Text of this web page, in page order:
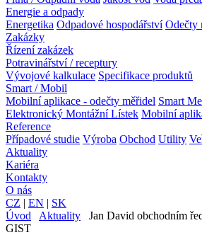
Energie a odpady
Energetika Odpadové hospodářství Odečty
Zakázky
Řízení zakázek
Potravinářství / receptury
Vývojové kalkulace Specifikace produktů
Smart / Mobil
Mobilní aplikace - odečty měřidel Smart
Elektronický Montážní Lístek Mobilní
Reference
Případové studie Výroba Obchod Utility
Aktuality
Kariéra
Kontakty
O nás
CZ | EN | SK
Úvod
Aktuality
Jan David obchodním
GIST